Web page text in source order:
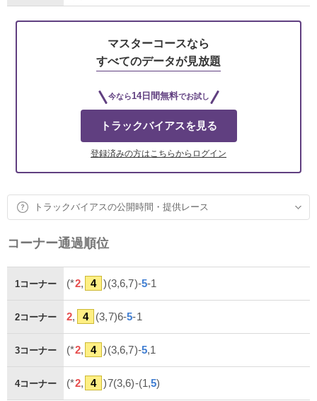
マスターコースなら
すべてのデータが見放題
今なら14日間無料でお試し
トラックバイアスを見る
登録済みの方はこちらからログイン
トラックバイアスの公開時間・提供レース
コーナー通過順位
1コーナー (*2, 4 )(3,6,7)-5-1
2コーナー 2, 4 (3,7)6-5-1
3コーナー (*2, 4 )(3,6,7)-5,1
4コーナー (*2, 4 )7(3,6)-(1,5)